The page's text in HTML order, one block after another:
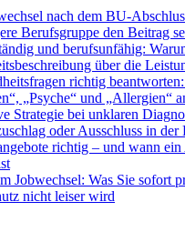
nach dem BU-
Berufsgruppe den Beitrag
und berufsunfähig:
über die
richtig
„Psyche“ und „Allergien“
Strategie bei unklaren
oder Ausschluss in
richtig – und wann
Jobwechsel: Was Sie sofort
nicht leiser wird